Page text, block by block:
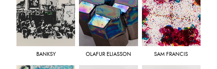
BANKSY OLAFUR ELIASSON SAM FRANCIS